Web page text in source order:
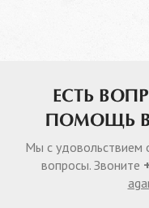
ЕСТЬ
ПОМОЩЬ В
Мы с удовольствием
вопросы. Звоните